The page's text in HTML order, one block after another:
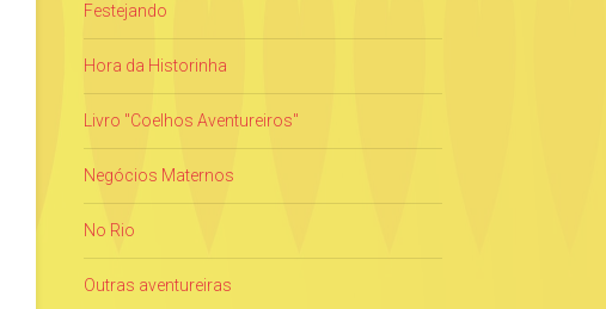
Festejando
Hora da Historinha
Livro "Coelhos Aventureiros"
Negócios Maternos
No Rio
Outras aventureiras